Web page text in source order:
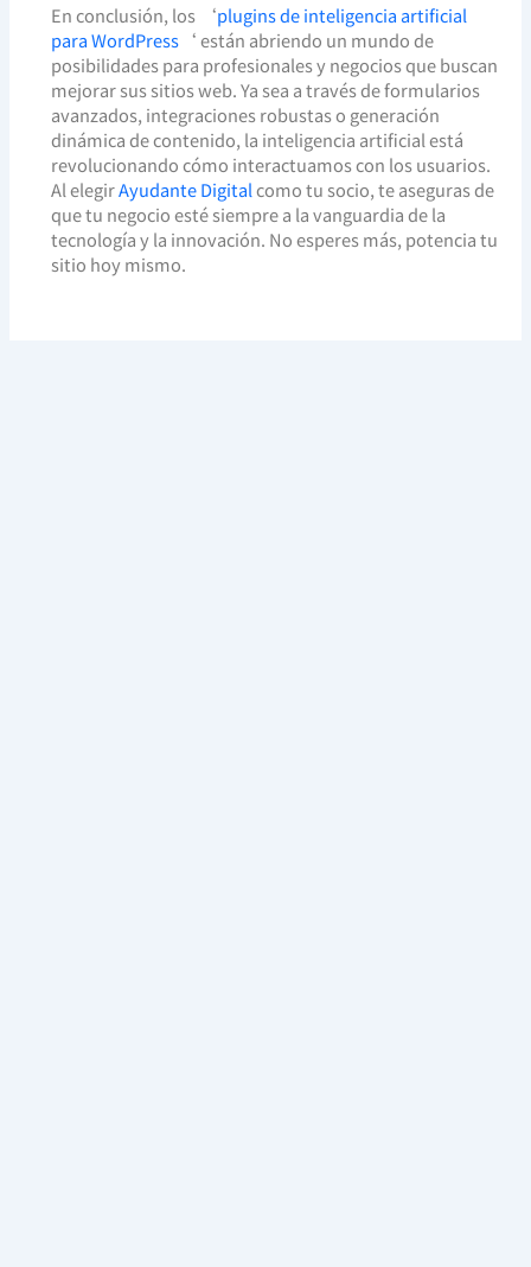
En conclusión, los ‘plugins de inteligencia artificial
para WordPress‘ están abriendo un mundo de
posibilidades para profesionales y negocios que buscan
mejorar sus sitios web. Ya sea a través de formularios
avanzados, integraciones robustas o generación
dinámica de contenido, la inteligencia artificial está
revolucionando cómo interactuamos con los usuarios.
Al elegirAyudante Digitalcomo tu socio, te aseguras de
que tu negocio esté siempre a la vanguardia de la
tecnología y la innovación. No esperes más, potencia tu
sitio hoy mismo.